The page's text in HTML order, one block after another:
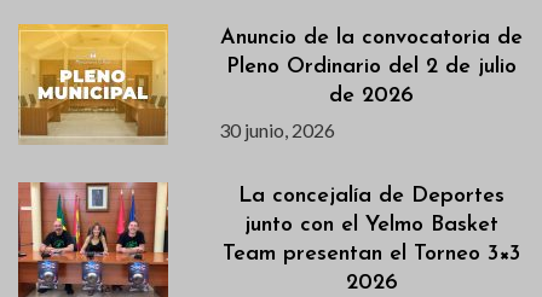
Anuncio de la convocatoria de
Pleno Ordinario del 2 de julio
de 2026
30 junio, 2026
La concejalía de Deportes
junto con el Yelmo Basket
Team presentan el Torneo 3×3
2026